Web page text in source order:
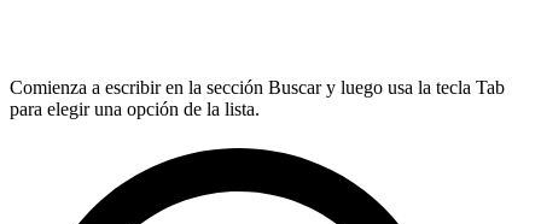
Comienza a escribir en la sección Buscar y luego usa la tecla Tab
para elegir una opción de la lista.